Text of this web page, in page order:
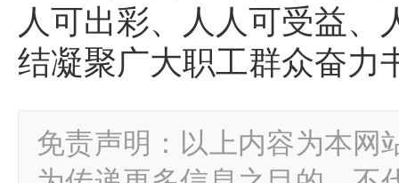
人可出彩、人人可受益、
结凝聚广大职工群众奋力
免责声明：以上内容为本网